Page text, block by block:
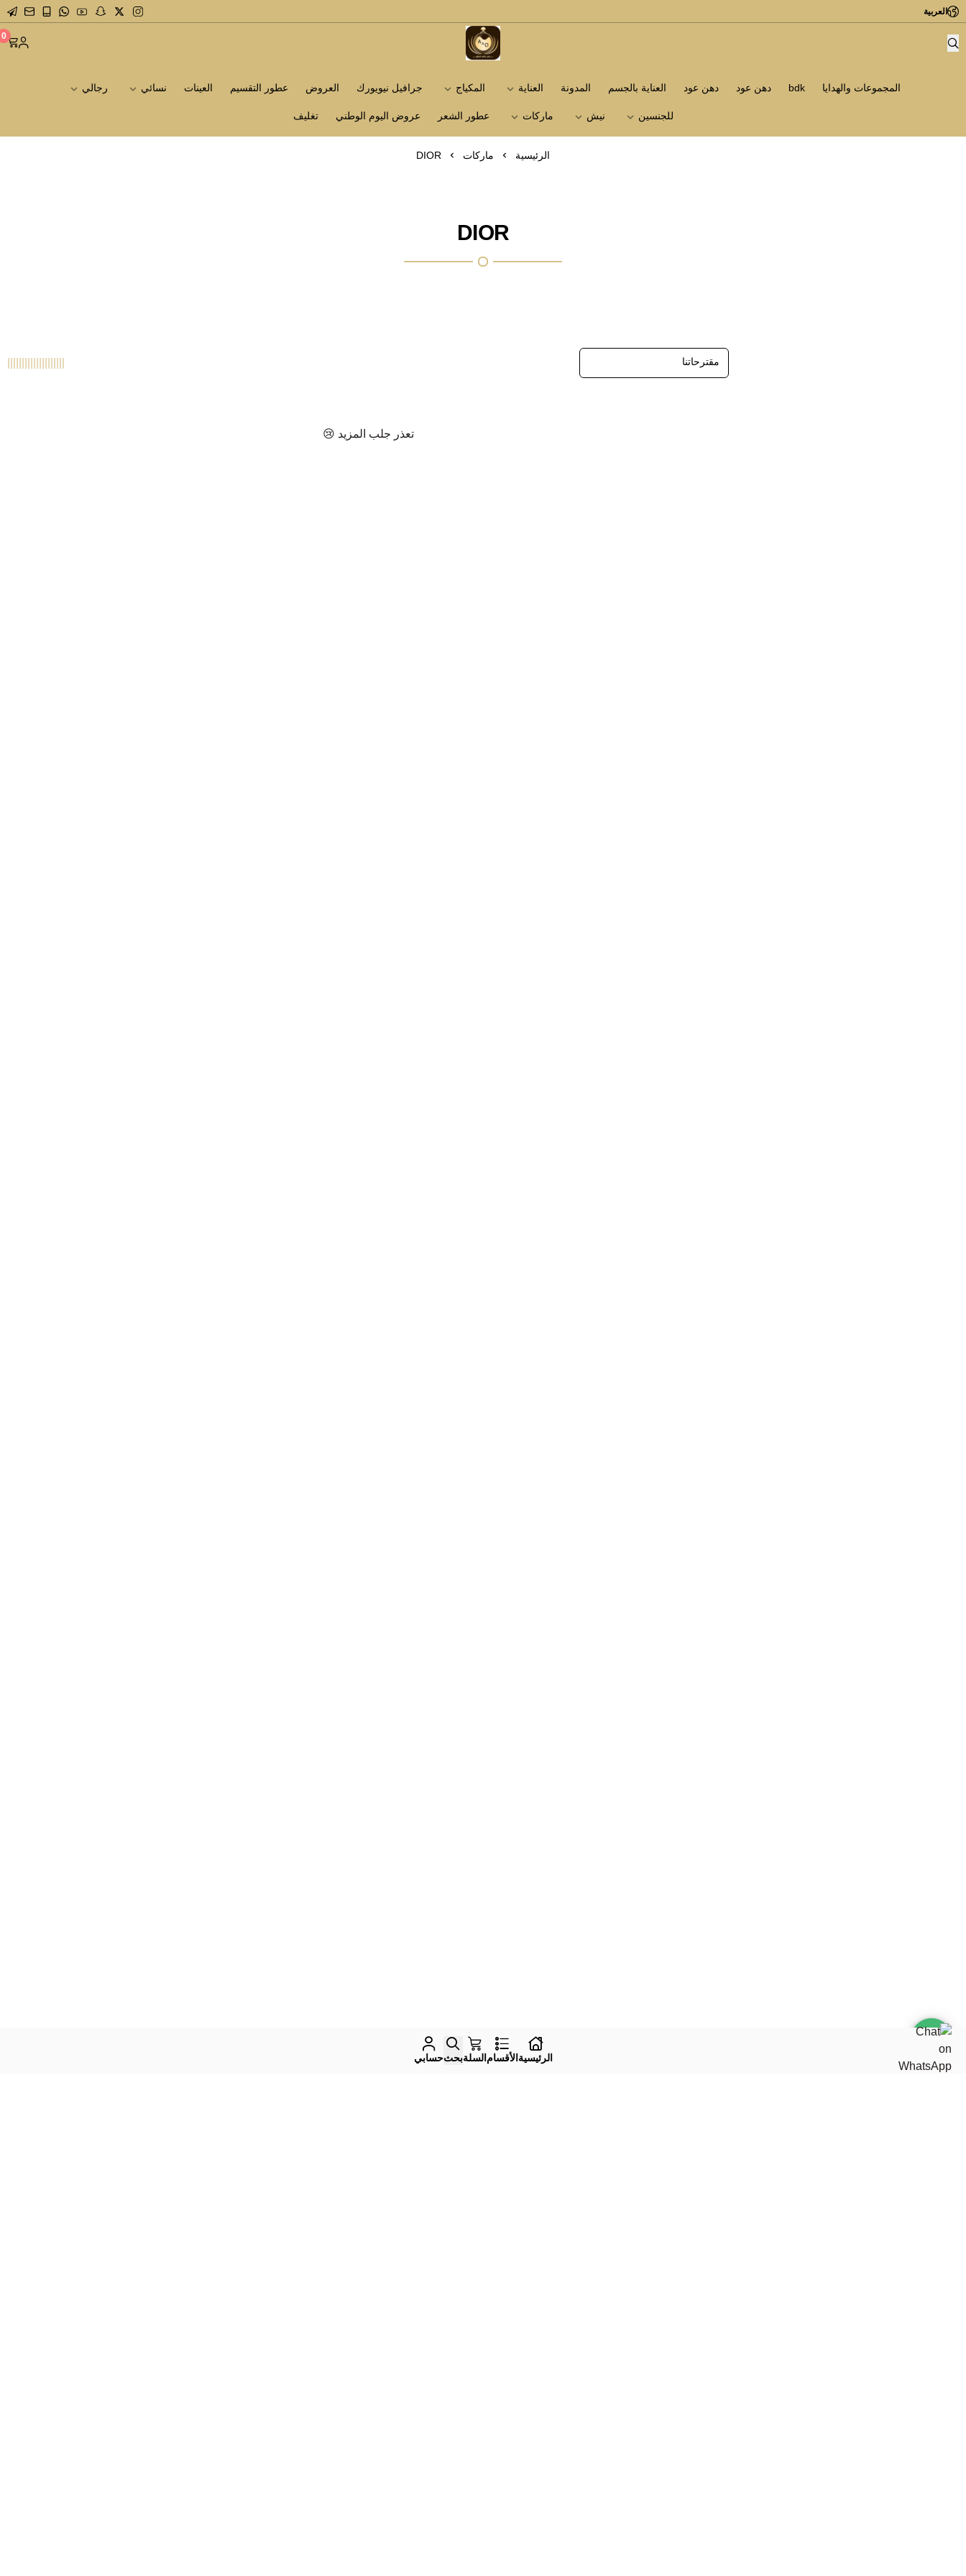
العربية
متجر عاشق العطور 0
المجموعات والهدايا bdk دهن عود دهن عود العناية بالجسم المدونة العناية المكياج جرافيل نيويورك العروض عطور التقسيم العينات نسائي رجالي
للجنسين نيش ماركات عطور الشعر عروض اليوم الوطني تغليف
الرئيسية ماركات DIOR
DIOR
تعذر جلب المزيد 😢
الرئيسية الأقسام السلةبحثحسابي